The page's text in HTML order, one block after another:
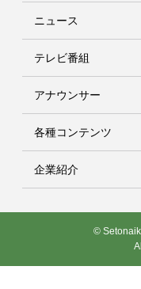
ニュース
テレビ番組
アナウンサー
各種コンテンツ
企業紹介
©